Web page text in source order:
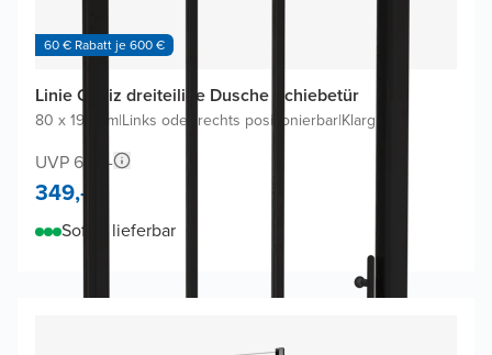
60 € Rabatt je 600 €
Linie Cadiz dreiteilige Dusche Schiebetür
80 x 190 cm|Links oder rechts positionierbar|Klarglas
UVP 658,-
349,-
Sofort lieferbar